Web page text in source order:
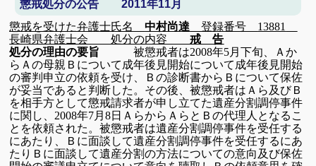
懲戒処分の公告 2011年11月
懲戒を受けた弁護士氏名中村尚達 登録番号 13881
長崎県弁護士会処分の内容戒 告
処分の理由の要旨被懲戒者は2008年5月下旬、Ａか
らＡの母親Ｂについて成年後見開始について成年後見開始
の審判申立の依頼を受け、Ｂの診断書からＢについて保佐
が妥当であると判断した。その後、被懲戒者はＡら及びＢ
を相手方として懲戒請求者が申し立てた遺産分割調停事件
に関し、 2008年7月8日ＡらからＡらとＢの代理人となるこ
とを依頼された。被懲戒者は遺産分割調停事件を受任する
にあたり、Ｂに面談して遺産分割調停事件を受任するにあ
たりＢに面談して遺産分割の方法についての意向及び保佐